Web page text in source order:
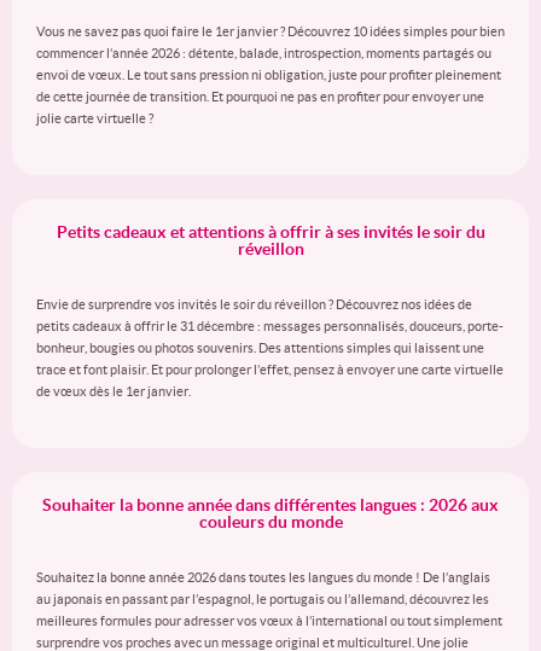
Vous ne savez pas quoi faire le 1er janvier ? Découvrez 10 idées simples pour bien
commencer l’année 2026 : détente, balade, introspection, moments partagés ou
envoi de vœux. Le tout sans pression ni obligation, juste pour profiter pleinement
de cette journée de transition. Et pourquoi ne pas en profiter pour envoyer une
jolie carte virtuelle ?
Petits cadeaux et attentions à offrir à ses invités le soir du
réveillon
Envie de surprendre vos invités le soir du réveillon ? Découvrez nos idées de
petits cadeaux à offrir le 31 décembre : messages personnalisés, douceurs, porte-
bonheur, bougies ou photos souvenirs. Des attentions simples qui laissent une
trace et font plaisir. Et pour prolonger l’effet, pensez à envoyer une carte virtuelle
de vœux dès le 1er janvier.
Souhaiter la bonne année dans différentes langues : 2026 aux
couleurs du monde
Souhaitez la bonne année 2026 dans toutes les langues du monde ! De l’anglais
au japonais en passant par l’espagnol, le portugais ou l’allemand, découvrez les
meilleures formules pour adresser vos vœux à l’international ou tout simplement
surprendre vos proches avec un message original et multiculturel. Une jolie